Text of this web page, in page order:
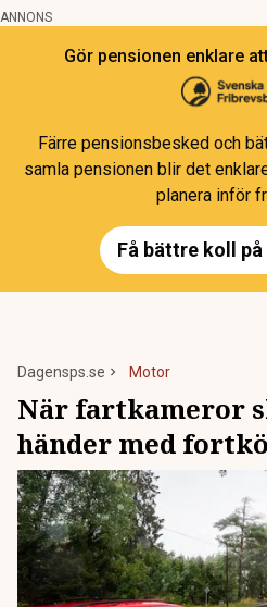
ANNONS
Gör pensionen enklare
Färre pensionsbesked och
samla pensionen blir det
planera inför
Få bättre koll
Dagensps.se Motor
När fartkameror
händer med